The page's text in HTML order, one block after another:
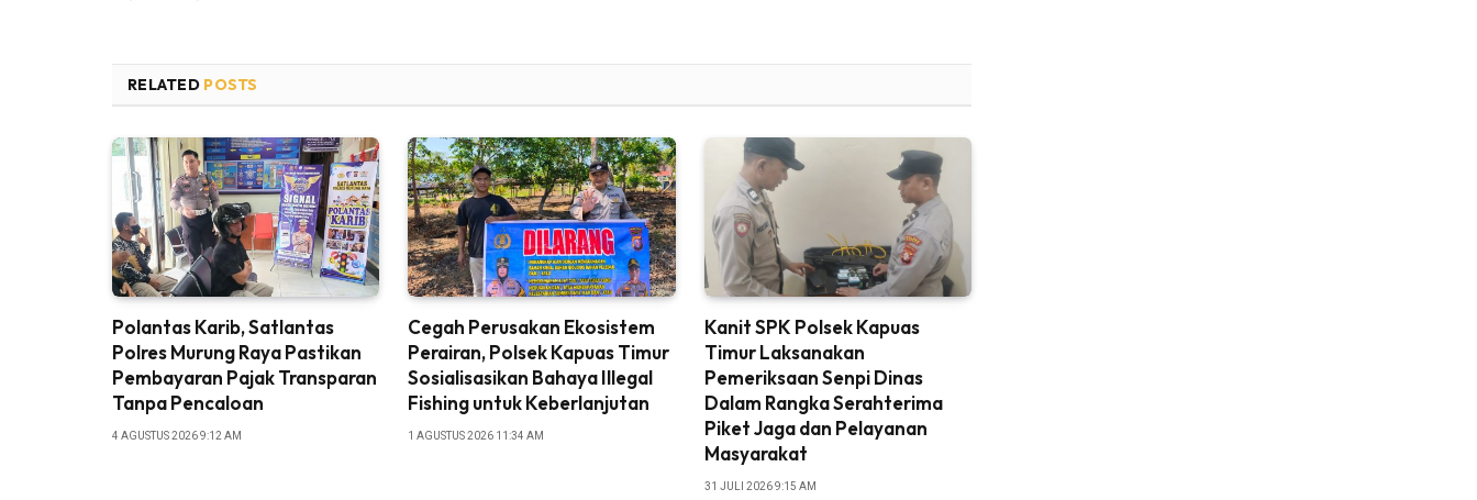
RELATED POSTS
Polantas Karib, Satlantas
Polres Murung Raya Pastikan
Pembayaran Pajak Transparan
Tanpa Pencaloan
4 AGUSTUS 2026 9:12 AM
Cegah Perusakan Ekosistem
Perairan, Polsek Kapuas Timur
Sosialisasikan Bahaya Illegal
Fishing untuk Keberlanjutan
1 AGUSTUS 2026 11:34 AM
Kanit SPK Polsek Kapuas
Timur Laksanakan
Pemeriksaan Senpi Dinas
Dalam Rangka Serahterima
Piket Jaga dan Pelayanan
Masyarakat
31 JULI 2026 9:15 AM